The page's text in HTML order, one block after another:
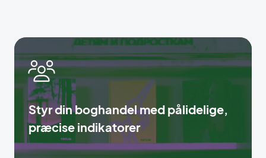
Styr din boghandel med pålidelige,
præcise indikatorer